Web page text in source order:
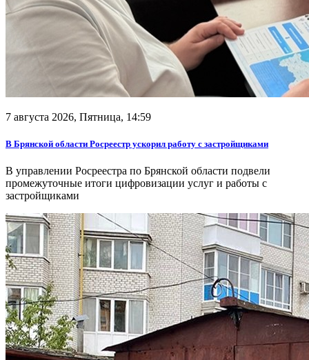
7 августа 2026, Пятница, 14:59
В Брянской области Росреестр ускорил работу с застройщиками
В управлении Росреестра по Брянской области подвели
промежуточные итоги цифровизации услуг и работы с
застройщиками